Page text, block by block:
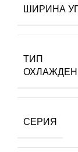
ШИРИНА
ТИП
СЕРИЯ